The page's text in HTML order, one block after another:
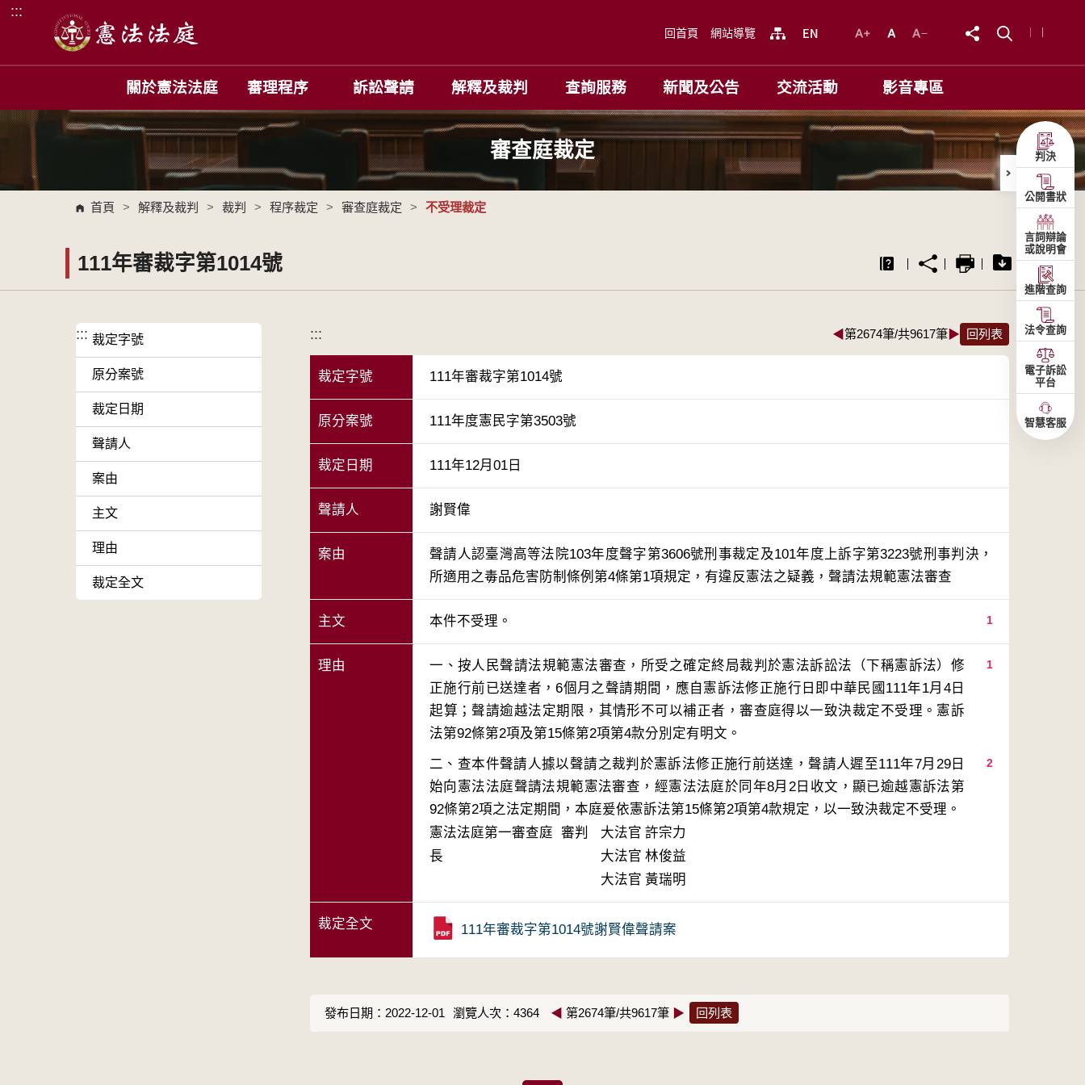
跳到主要內容區塊
:::
回首頁 網站導覽
關於憲法法庭 審理程序 訴訟聲請 解釋及裁判 查詢服務 新聞及公告 交流活動 影音專區
審查庭裁定
首頁 > 解釋及裁判 > 裁判 > 程序裁定 > 審查庭裁定 > 不受理裁定
111年審裁字第1014號
::: 裁定字號
原分案號
裁定日期
聲請人
案由
主文
理由
裁定全文
::: ◀第2674筆/共9617筆▶ 回列表
裁定字號 111年審裁字第1014號
原分案號 111年度憲民字第3503號
裁定日期 111年12月01日
聲請人 謝賢偉
案由
聲請人認臺灣高等法院103年度聲字第3606號刑事裁定及101年度上訴字第3223號刑事判決，
所適用之毒品危害防制條例第4條第1項規定，有違反憲法之疑義，聲請法規範憲法審查
主文 1
本件不受理。
理由 1
一、按人民聲請法規範憲法審查，所受之確定終局裁判於憲法訴訟法（下稱憲訴法）修
正施行前已送達者，6個月之聲請期間，應自憲訴法修正施行日即中華民國111年1月4日
起算；聲請逾越法定期限，其情形不可以補正者，審查庭得以一致決裁定不受理。憲訴
2
二、查本件聲請人據以聲請之裁判於憲訴法修正施行前送達，聲請人遲至111年7月29日
始向憲法法庭聲請法規範憲法審查，經憲法法庭於同年8月2日收文，顯已逾越憲訴法第
92條第2項之法定期間，本庭爰依憲訴法第15條第2項第4款規定，以一致決裁定不受理。
憲法法庭第一審查庭 審判
長
大法官 許宗力
大法官 林俊益
大法官 黃瑞明
裁定全文 111年審裁字第1014號謝賢偉聲請案
發布日期：2022-12-01 瀏覽人次：4364 ◀ 第2674筆/共9617筆 ▶ 回列表
判決
公開書狀
言詞辯論
或說明會
進階查詢
法令查詢
電子訴訟
平台
智慧客服